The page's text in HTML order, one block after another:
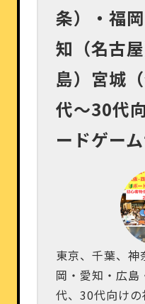
条）・福
知（名古
島）宮城
代〜30代
ードゲー
東京、千葉、神
岡・愛知・広島
代、30代向け